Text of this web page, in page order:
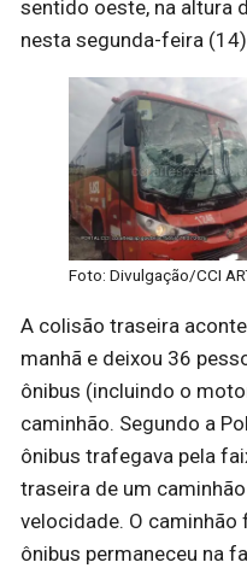
sentido oeste, na altura
nesta segunda-feira
Foto: Divulgação/CCI
A colisão traseira
manhã e deixou 36
ônibus (incluindo o
caminhão. Segundo a
ônibus trafegava pela
traseira de um
velocidade. O
ônibus permaneceu na